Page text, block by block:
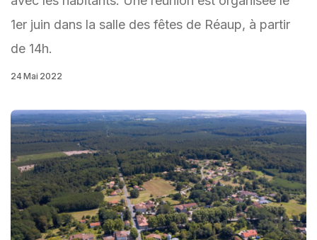
1er juin dans la salle des fêtes de Réaup, à partir
de 14h.
24 Mai 2022